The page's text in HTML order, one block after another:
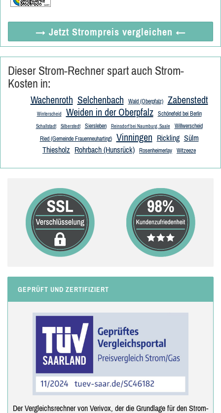
→ Jetzt Strompreis vergleichen ←
Dieser Strom-Rechner spart auch Strom-
Kosten in:
Wachenroth Selchenbach Wald (Oberpfalz) Zabenstedt
Winterscheid Weiden in der Oberpfalz Schönefeld bei Berlin
Schallstadt Silberstedt Siersleben Reinsdorf bei Naumburg, Saale
Willwerscheid
Ried (Gemeinde Frauenneuharting)
Vinningen Rickling Sülm
Thiesholz
Rohrbach (Hunsrück) Rosenheimerlay Witzeeze
GEPRÜFT UND ZERTIFIZIERT
Der Vergleichsrechner von Verivox, der die Grundlage für den Strom-